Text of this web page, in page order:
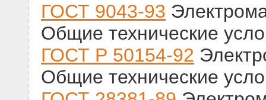
ГОСТ 9043-93
Общие технические
ГОСТ Р 50154-92
Общие технические